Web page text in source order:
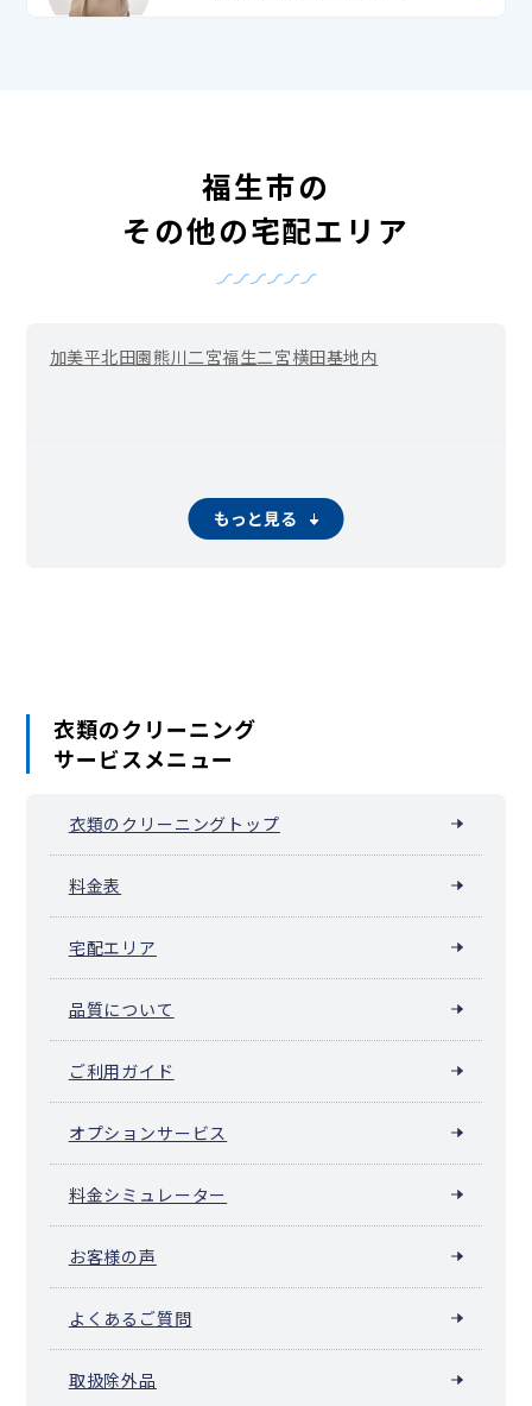
福生市の
その他の宅配エリア
加美平北田園熊川二宮福生二宮横田基地内
もっと見る
衣類のクリーニング
サービスメニュー
衣類のクリーニングトップ
料金表
宅配エリア
品質について
ご利用ガイド
オプションサービス
料金シミュレーター
お客様の声
よくあるご質問
取扱除外品